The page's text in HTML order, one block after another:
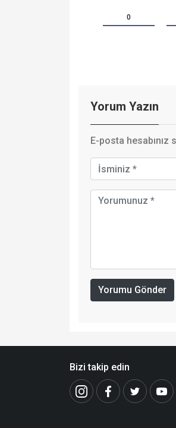
0
Yorum Yazın
E-posta hesabınız
Yorumu Gönder
Bizi takip edin